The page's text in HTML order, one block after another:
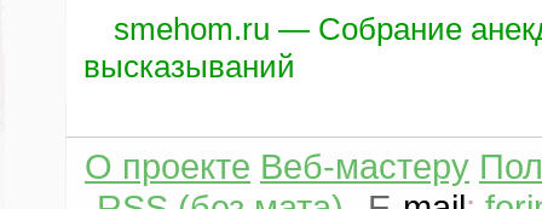
smehom.ru — Собрание
высказываний
О проекте Веб-мастеру